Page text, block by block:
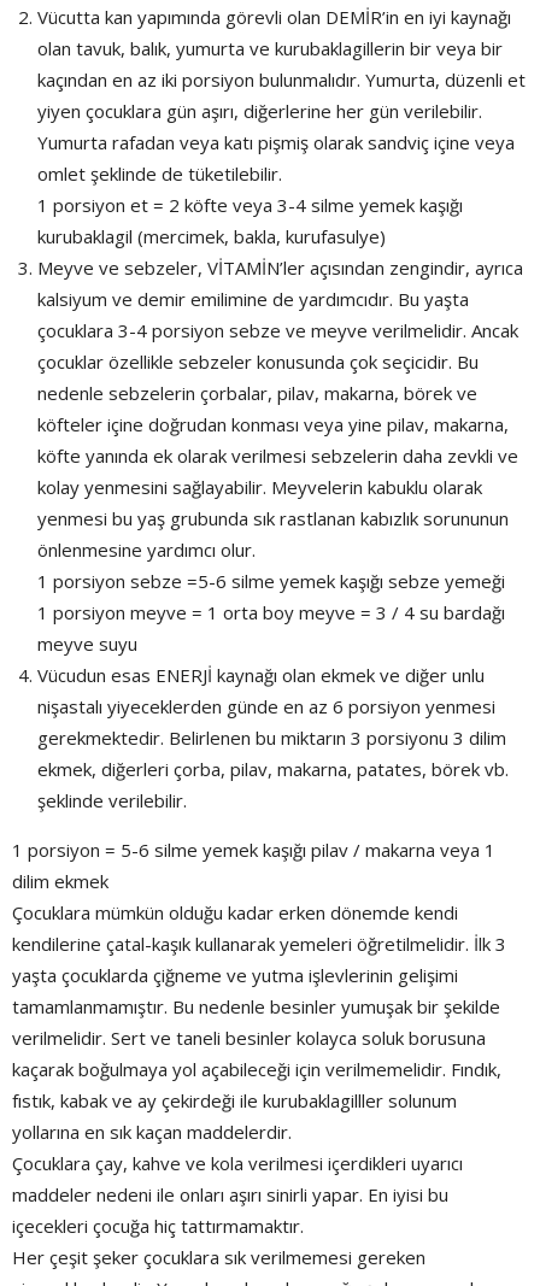
Vücutta kan yapımında görevli olan DEMİR’in en iyi kaynağı
olan tavuk, balık, yumurta ve kurubaklagillerin bir veya bir
kaçından en az iki porsiyon bulunmalıdır. Yumurta, düzenli et
yiyen çocuklara gün aşırı, diğerlerine her gün verilebilir.
Yumurta rafadan veya katı pişmiş olarak sandviç içine veya
omlet şeklinde de tüketilebilir.
1 porsiyon et = 2 köfte veya 3-4 silme yemek kaşığı
kurubaklagil (mercimek, bakla, kurufasulye)
Meyve ve sebzeler, VİTAMİN’ler açısından zengindir, ayrıca
kalsiyum ve demir emilimine de yardımcıdır. Bu yaşta
çocuklara 3-4 porsiyon sebze ve meyve verilmelidir. Ancak
çocuklar özellikle sebzeler konusunda çok seçicidir. Bu
nedenle sebzelerin çorbalar, pilav, makarna, börek ve
köfteler içine doğrudan konması veya yine pilav, makarna,
köfte yanında ek olarak verilmesi sebzelerin daha zevkli ve
kolay yenmesini sağlayabilir. Meyvelerin kabuklu olarak
yenmesi bu yaş grubunda sık rastlanan kabızlık sorununun
önlenmesine yardımcı olur.
1 porsiyon sebze =5-6 silme yemek kaşığı sebze yemeği
1 porsiyon meyve = 1 orta boy meyve = 3 / 4 su bardağı
meyve suyu
Vücudun esas ENERJİ kaynağı olan ekmek ve diğer unlu
nişastalı yiyeceklerden günde en az 6 porsiyon yenmesi
gerekmektedir. Belirlenen bu miktarın 3 porsiyonu 3 dilim
ekmek, diğerleri çorba, pilav, makarna, patates, börek vb.
şeklinde verilebilir.
1 porsiyon = 5-6 silme yemek kaşığı pilav / makarna veya 1
dilim ekmek
Çocuklara mümkün olduğu kadar erken dönemde kendi
kendilerine çatal-kaşık kullanarak yemeleri öğretilmelidir. İlk 3
yaşta çocuklarda çiğneme ve yutma işlevlerinin gelişimi
tamamlanmamıştır. Bu nedenle besinler yumuşak bir şekilde
verilmelidir. Sert ve taneli besinler kolayca soluk borusuna
kaçarak boğulmaya yol açabileceği için verilmemelidir. Fındık,
fıstık, kabak ve ay çekirdeği ile kurubaklagilller solunum
yollarına en sık kaçan maddelerdir.
Çocuklara çay, kahve ve kola verilmesi içerdikleri uyarıcı
maddeler nedeni ile onları aşırı sinirli yapar. En iyisi bu
içecekleri çocuğa hiç tattırmamaktır.
Her çeşit şeker çocuklara sık verilmemesi gereken